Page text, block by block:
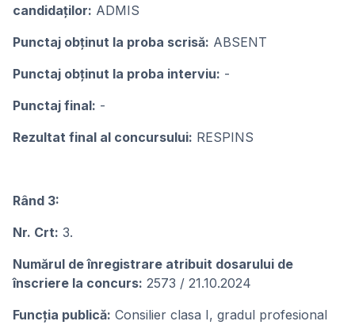
candidaților: ADMIS
Punctaj obținut la proba scrisă: ABSENT
Punctaj obținut la proba interviu: -
Punctaj final: -
Rezultat final al concursului: RESPINS
Rând 3:
Nr. Crt: 3.
Numărul de înregistrare atribuit dosarului de
înscriere la concurs: 2573 / 21.10.2024
Funcția publică: Consilier clasa I, gradul profesional